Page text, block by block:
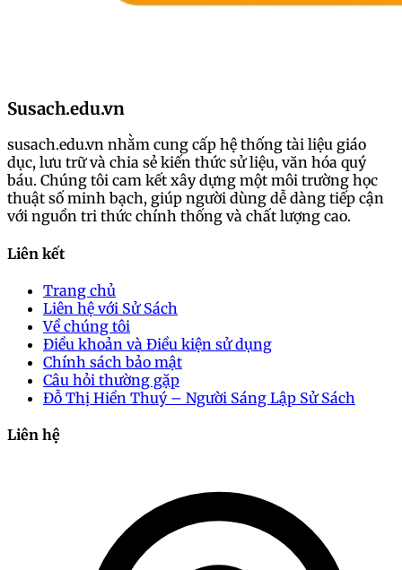
Susach.edu.vn
susach.edu.vn nhằm cung cấp hệ thống tài liệu giáo
dục, lưu trữ và chia sẻ kiến thức sử liệu, văn hóa quý
báu. Chúng tôi cam kết xây dựng một môi trường học
thuật số minh bạch, giúp người dùng dễ dàng tiếp cận
với nguồn tri thức chính thống và chất lượng cao.
Liên kết
Trang chủ
Liên hệ với Sử Sách
Về chúng tôi
Điều khoản và Điều kiện sử dụng
Chính sách bảo mật
Câu hỏi thường gặp
Đỗ Thị Hiền Thuý – Người Sáng Lập Sử Sách
Liên hệ